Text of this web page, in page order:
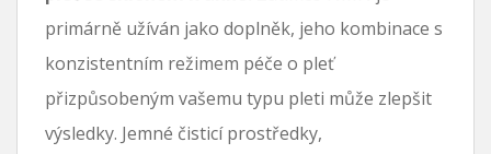
primárně užíván jako doplněk, jeho kombinace s
konzistentním režimem péče o pleť
přizpůsobeným vašemu typu pleti může zlepšit
výsledky. Jemné čisticí prostředky,